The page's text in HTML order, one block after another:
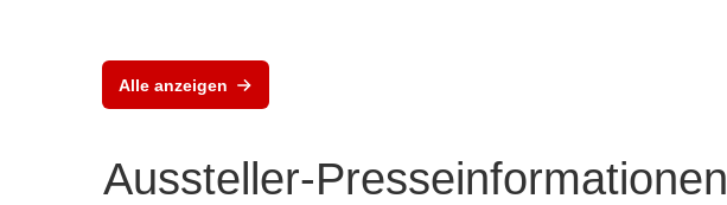
Alle anzeigen
Aussteller-Presseinformationen